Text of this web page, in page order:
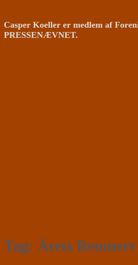
Casper Koeller er medlem af
PRESSENÆVNET.
Tag: Årets Reumert